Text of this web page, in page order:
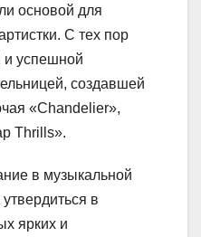
основой для
С тех пор
и успешной
создавшей
«Chandelier»,
Thrills».
в музыкальной
в
ярких и